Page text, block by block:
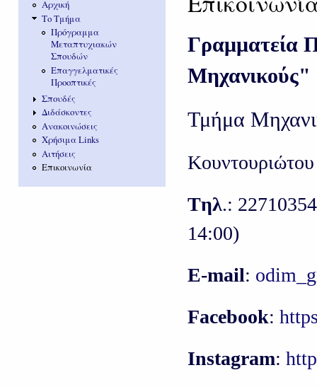
Αρχική
Το Τμήμα
Πρόγραμμα
Μεταπτυχιακών
Σπουδών
Επαγγελματικές
Προοπτικές
Σπουδές
Διδάσκοντες
Ανακοινώσεις
Χρήσιμα Links
Αιτήσεις
Επικοινωνία
Γραμματεία
Μηχανικούς"
Τμήμα
Tηλ.:
14:00)
Ε-mail:
Facebook:
Instagram: